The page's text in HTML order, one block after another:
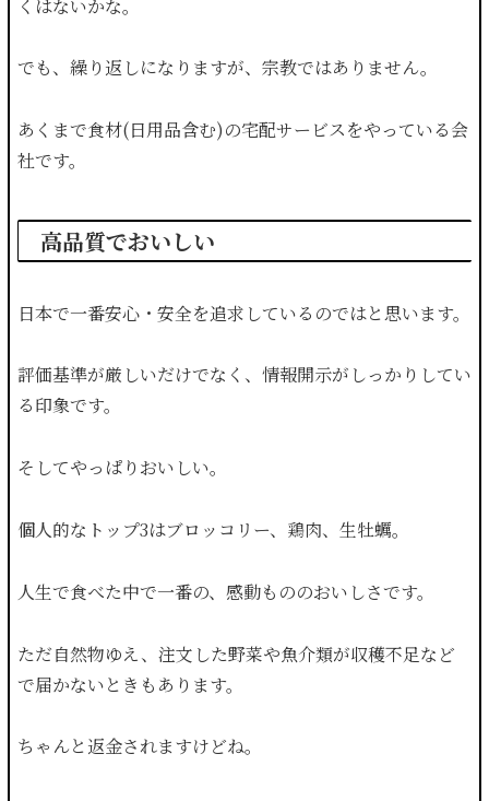
くはないかな。
でも、繰り返しになりますが、宗教ではありません。
あくまで食材(日用品含む)の宅配サービスをやっている会
社です。
高品質でおいしい
日本で一番安心・安全を追求しているのではと思います。
評価基準が厳しいだけでなく、情報開示がしっかりしてい
る印象です。
そしてやっぱりおいしい。
個人的なトップ3はブロッコリー、鶏肉、生牡蠣。
人生で食べた中で一番の、感動もののおいしさです。
ただ自然物ゆえ、注文した野菜や魚介類が収穫不足など
で届かないときもあります。
ちゃんと返金されますけどね。